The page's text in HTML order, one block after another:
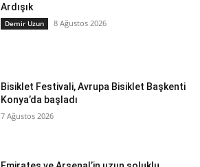
Ardışık
Demir Uzun 8 Ağustos 2026
Bisiklet Festivali, Avrupa Bisiklet Başkenti
Konya’da başladı
7 Ağustos 2026